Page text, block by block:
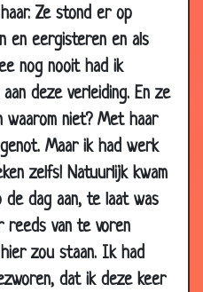
Ze stond er op
en eergisteren en als
nog nooit had ik
deze verleiding. En ze
niet? Met haar
Maar ik had werk
zelfs! Natuurlijk kwam
dag aan, te laat was
van te voren
zou staan. Ik had
dat ik deze keer
3.75
3.12
moet zeggen 2.54